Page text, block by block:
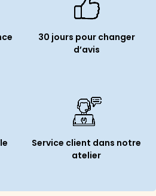
30 jours pour changer
d’avis
Service client dans notre
atelier